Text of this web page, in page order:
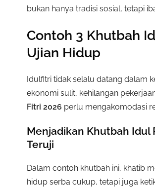
bukan hanya tradisi sosial, tetapi
Contoh 3 Khutbah
Ujian Hidup
Idulfitri tidak selalu datang dalam
ekonomi sulit, kehilangan
Fitri 2026 perlu mengakomodasi
Menjadikan Khutbah Idul
Teruji
Dalam contoh khutbah ini, khatib
hidup serba cukup, tetapi juga